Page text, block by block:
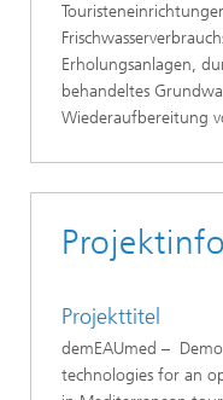
Erholungsanlagen,
behandeltes
Wiederaufbereitung
Projekttitel
demEAUmed –
technologies for an